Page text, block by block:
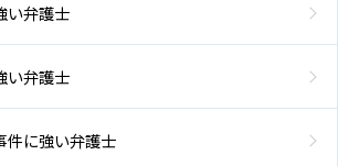
い弁護士
い弁護士
件に強い弁護士